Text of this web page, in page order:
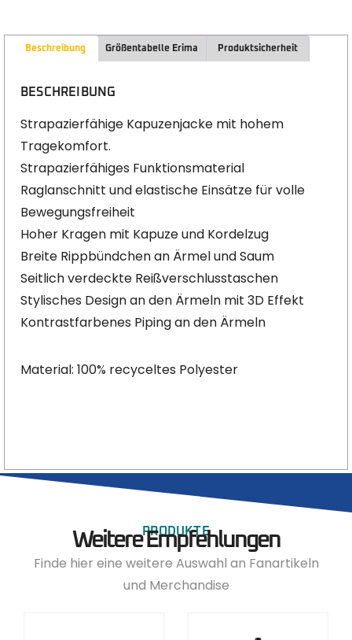
Beschreibung Größentabelle Erima Produktsicherheit
BESCHREIBUNG
Strapazierfähige Kapuzenjacke mit hohem
Tragekomfort.
Strapazierfähiges Funktionsmaterial
Raglanschnitt und elastische Einsätze für volle
Bewegungsfreiheit
Hoher Kragen mit Kapuze und Kordelzug
Breite Rippbündchen an Ärmel und Saum
Seitlich verdeckte Reißverschlusstaschen
Stylisches Design an den Ärmeln mit 3D Effekt
Kontrastfarbenes Piping an den Ärmeln
Material: 100% recyceltes Polyester
PRODUKTE
Weitere Empfehlungen
Finde hier eine weitere Auswahl an Fanartikeln
und Merchandise